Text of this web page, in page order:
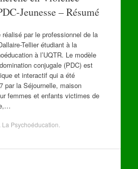
Jeunesse – Résumé
par le professionnel de la
Tellier étudiant à la
à l’UQTR. Le modèle
conjugale (PDC) est
et interactif qui a été
par la Séjournelle, maison
femmes et enfants victimes de
La Psychoéducation